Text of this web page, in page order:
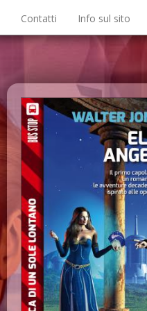
Contatti Info sul sito